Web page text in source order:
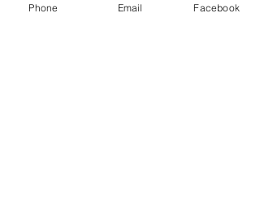
Doctora Torrijo
Phone Email Facebook